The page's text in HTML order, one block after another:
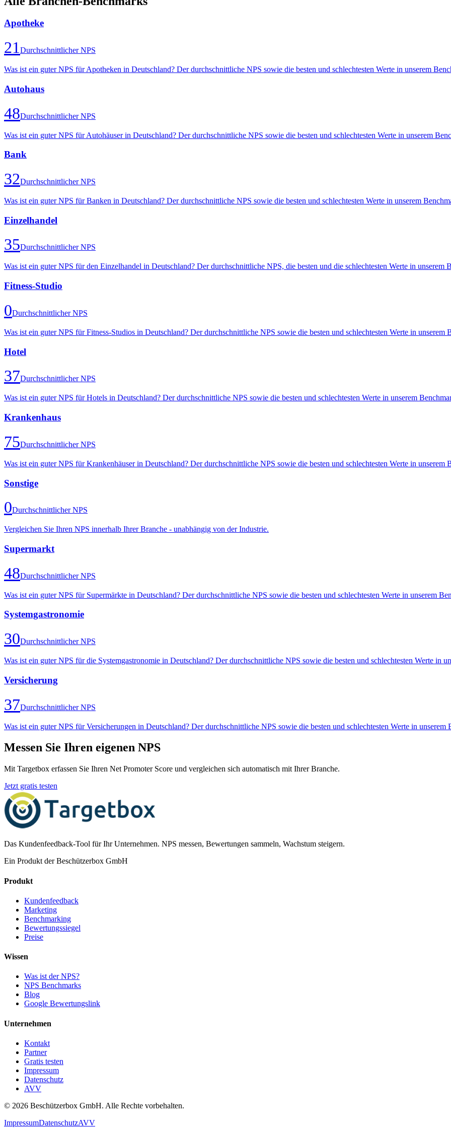
Apotheke
21 Durchschnittlicher NPS
Was ist ein guter NPS für Apotheken in Deutschland? Der durchschnittliche NPS sowie die besten und schlechtesten Werte in unserem
Autohaus
48Durchschnittlicher NPS
Was ist ein guter NPS für Autohäuser in Deutschland? Der durchschnittliche NPS sowie die besten und schlechtesten Werte in unserem
Bank
32Durchschnittlicher NPS
Was ist ein guter NPS für Banken in Deutschland? Der durchschnittliche NPS sowie die besten und schlechtesten Werte in unserem
Einzelhandel
35Durchschnittlicher NPS
Was ist ein guter NPS für den Einzelhandel in Deutschland? Der durchschnittliche NPS, die besten und die schlechtesten Werte in unserem
Fitness-Studio
0Durchschnittlicher NPS
Was ist ein guter NPS für Fitness-Studios in Deutschland? Der durchschnittliche NPS sowie die besten und schlechtesten Werte in unserem
Hotel
37Durchschnittlicher NPS
Was ist ein guter NPS für Hotels in Deutschland? Der durchschnittliche NPS sowie die besten und schlechtesten Werte in unserem
Krankenhaus
75Durchschnittlicher NPS
Was ist ein guter NPS für Krankenhäuser in Deutschland? Der durchschnittliche NPS sowie die besten und schlechtesten Werte in unserem
Sonstige
0Durchschnittlicher NPS
Vergleichen Sie Ihren NPS innerhalb Ihrer Branche - unabhängig von der Industrie.
Supermarkt
48Durchschnittlicher NPS
Was ist ein guter NPS für Supermärkte in Deutschland? Der durchschnittliche NPS sowie die besten und schlechtesten Werte in unserem
Systemgastronomie
30Durchschnittlicher NPS
Was ist ein guter NPS für die Systemgastronomie in Deutschland? Der durchschnittliche NPS sowie die besten und schlechtesten Werte in
Versicherung
37Durchschnittlicher NPS
Was ist ein guter NPS für Versicherungen in Deutschland? Der durchschnittliche NPS sowie die besten und schlechtesten Werte in unserem
Messen Sie Ihren eigenen NPS
Mit Targetbox erfassen Sie Ihren Net Promoter Score und vergleichen sich automatisch mit Ihrer Branche.
Jetzt gratis testen
Das Kundenfeedback-Tool für Ihr Unternehmen. NPS messen, Bewertungen sammeln, Wachstum steigern.
Ein Produkt der Beschützerbox GmbH
Produkt
Kundenfeedback
Marketing
Benchmarking
Bewertungssiegel
Preise
Wissen
Was ist der NPS?
NPS Benchmarks
Blog
Google Bewertungslink
Unternehmen
Kontakt
Partner
Gratis testen
Impressum
Datenschutz
AVV
© 2026 Beschützerbox GmbH. Alle Rechte vorbehalten.
ImpressumDatenschutzAVV